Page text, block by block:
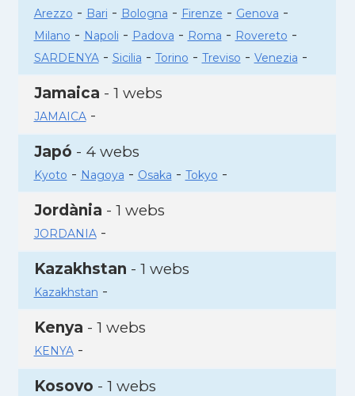
Arezzo - Bari - Bologna - Firenze - Genova -
Milano - Napoli - Padova - Roma - Rovereto -
SARDENYA- Sicilia - Torino - Treviso - Venezia -
Jamaica - 1 webs
JAMAICA-
Japó - 4 webs
Kyoto - Nagoya - Osaka - Tokyo -
Jordània - 1 webs
JORDANIA-
Kazakhstan - 1 webs
Kazakhstan -
Kenya - 1 webs
KENYA-
Kosovo - 1 webs